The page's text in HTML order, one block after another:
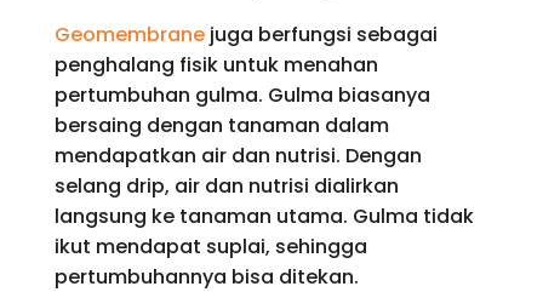
Geomembranejuga berfungsi sebagai
penghalang fisik untuk menahan
pertumbuhan gulma. Gulma biasanya
bersaing dengan tanaman dalam
mendapatkan air dan nutrisi. Dengan
selang drip, air dan nutrisi dialirkan
langsung ke tanaman utama. Gulma tidak
ikut mendapat suplai, sehingga
pertumbuhannya bisa ditekan.